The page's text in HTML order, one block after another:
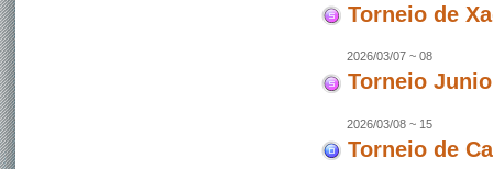
Torneio de
2026/03/07 ~ 08
Torneio
2026/03/08 ~ 15
Torneio de